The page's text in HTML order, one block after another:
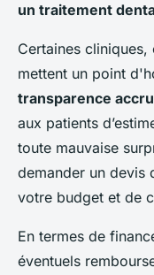
un traitement
Certaines
mettent un point
transparence
aux patients
toute mauvaise
demander un devis
votre budget et de
En termes de
éventuels